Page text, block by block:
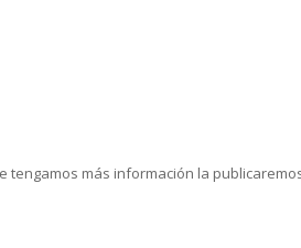
tengamos más información la